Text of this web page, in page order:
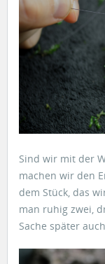
Sind wir mit der
machen wir den
dem Stück, das
man ruhig zwei,
Sache später